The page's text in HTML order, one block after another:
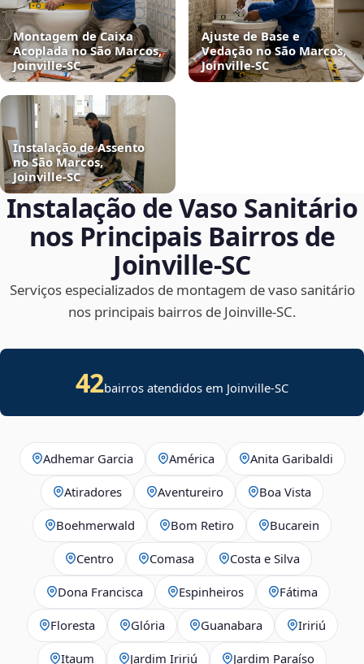
Montagem de Caixa
Acoplada no São Marcos,
Joinville‑SC
Ajuste de Base e
Vedação no São Marcos,
Joinville‑SC
Instalação de Assento
no São Marcos,
Joinville‑SC
Instalação de Vaso Sanitário
nos Principais Bairros de
Joinville‑SC
Serviços especializados de montagem de vaso sanitário
nos principais bairros de Joinville‑SC.
42bairros atendidos em Joinville-SC
Adhemar Garcia América Anita Garibaldi
Atiradores Aventureiro Boa Vista
Boehmerwald Bom Retiro Bucarein
Centro Comasa Costa e Silva
Dona Francisca Espinheiros Fátima
Floresta Glória Guanabara Iririú
Itaum Jardim Iririú Jardim Paraíso